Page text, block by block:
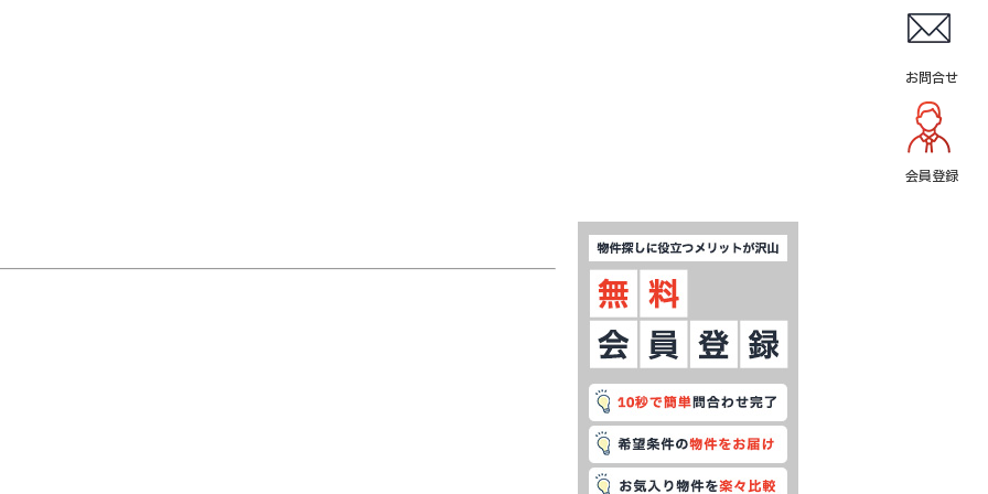
お問合せ
会員登録